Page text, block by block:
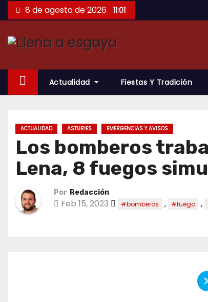
Saltar
al
contenido
8 de agosto de 2026 11:01
Actualidad Fiestas Y Tradición
ACTUALIDAD ASTURIES EMERGENCIAS Y AVISOS
Los bomberos
Lena, 8 fuegos
Por Redacción
Feb 15, 2023 #bomberos , #fuego ,